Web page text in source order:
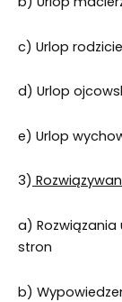
c) Urlop
d) Urlop
e) Urlop
3)
a)
stron
b)